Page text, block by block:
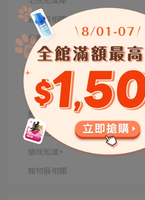
寵物展相關
保養味蕾
南極磷蝦│好評真實回饋
部落客文章
保養小教室
獸醫師專欄
狗狗知識+
貓咪知識+
寵物展相關